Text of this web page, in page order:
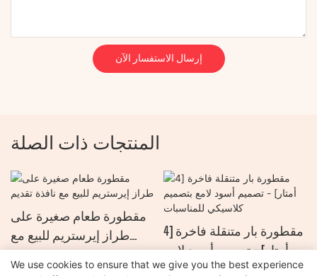
إرسال الاستفسار الآن
المنتجات ذات الصلة
مقطورة طعام صغيرة على
طراز إيرستريم للبيع مع
نافذة تقديم
مقطورة بار متنقلة فاخرة [4
أمتار] - تصميم أسود لامع
بتصميم كلاسيكي للمناسبات
We use cookies to ensure that we give you the best experience